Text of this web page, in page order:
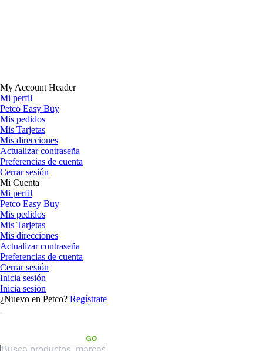
My Account Header
Mi perfil
Petco Easy Buy
Mis pedidos
Mis Tarjetas
Mis direcciones
Actualizar contraseña
Preferencias de cuenta
Cerrar sesión
Mi Cuenta
Mi perfil
Petco Easy Buy
Mis pedidos
Mis Tarjetas
Mis direcciones
Actualizar contraseña
Preferencias de cuenta
Cerrar sesión
Inicia sesión
Inicia sesión
¿Nuevo en Petco? Regístrate